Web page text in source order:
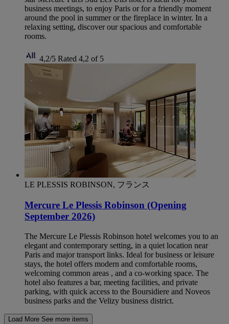
business meetings, to enjoy Paris or for a friendly moment
around the pool in summer or the fireplace in winter. In a
relaxing setting, discover our spacious and comfortable
rooms.
4,2/5 Rated 4,2 of 5
LE PLESSIS ROBINSON, フランス
Mercure Le Plessis Robinson (Opening
September 2026)
The Mercure Le Plessis Robinson hotel welcomes you to an
elegant and contemporary setting, in a quiet location near
Paris and major transport links. Ideal for business or leisure
stays, the hotel offers modern and comfortable rooms,
welcoming common areas , and a co-working space. The
hotel also features a bar, meeting facilities, and private
parking, with quick access to the Boursidiere and Noveos
business parks and the Velizy business district.
Load More See more items